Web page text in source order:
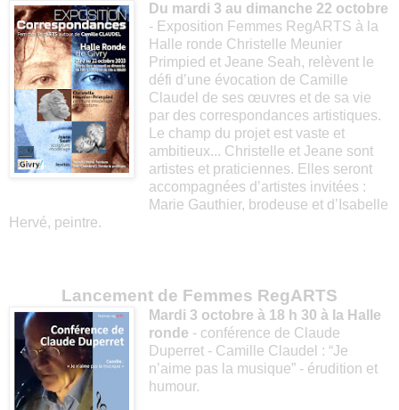
Du mardi 3 au dimanche 22 octobre
- Exposition Femmes RegARTS à la
Halle ronde Christelle Meunier
Primpied et Jeane Seah, relèvent le
défi d’une évocation de Camille
Claudel de ses œuvres et de sa vie
par des correspondances artistiques.
Le champ du projet est vaste et
ambitieux... Christelle et Jeane sont
artistes et praticiennes. Elles seront
accompagnées d’artistes invitées :
Marie Gauthier, brodeuse et d’Isabelle
Hervé, peintre.
Lancement de Femmes RegARTS
Mardi 3 octobre à 18 h 30 à la Halle
ronde - conférence de Claude
Duperret - Camille Claudel : “Je
n’aime pas la musique” - érudition et
humour.